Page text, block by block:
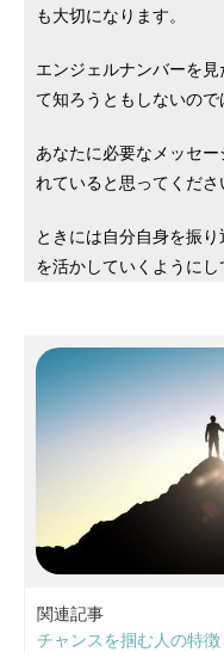
も大切になります。
エンジェルナンバーを
て知ろうともしないので
あなたに必要なメッセ
れていると思ってくださ
ときには自分自身を振
を活かしていくようにし
関連記事
チャンスを掴む人の特